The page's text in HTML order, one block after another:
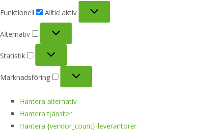
Funktionell
Alltid aktiv
Alternativ
Statistik
Marknadsföring
Hantera alternativ
Hantera tjänster
Hantera {vendor_count}-leverantörer